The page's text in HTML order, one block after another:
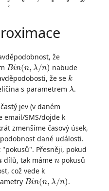
že
Bin(n, λ/n)
Bin n /n)
nabude
že se k
k
s parametrem λ
λ .
jev (v daném
email/SMS/dojde k
zmenšíme časový úsek,
dané události.
Přesněji, pokud
dílů, tak máme n
n pokusů
což vede k
Bin(n, λ/n)
Bin(n, /n) .